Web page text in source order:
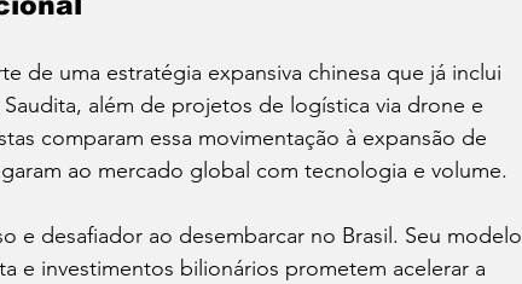
de uma estratégia expansiva chinesa que já inclui
além de projetos de logística via drone e
comparam essa movimentação à expansão de
ao mercado global com tecnologia e volume.
e desafiador ao desembarcar no Brasil. Seu modelo
e investimentos bilionários prometem acelerar a